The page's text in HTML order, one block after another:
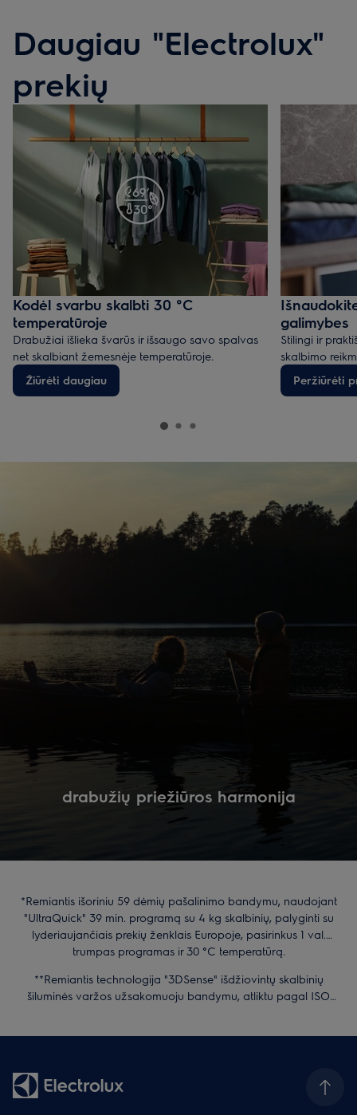
Daugiau "Electrolux"
prekių
Kodėl svarbu skalbti 30 °C
temperatūroje
Drabužiai išlieka švarūs ir išsaugo savo spalvas
net skalbiant žemesnėje temperatūroje.
Žiūrėti daugiau
galimybes
Stilingi ir
skalbimo
Peržiūrėti
drabužių priežiūros harmonija
*Remiantis išoriniu 59 dėmių pašalinimo bandymu, naudojant
"UltraQuick" 39 min. programą su 4 kg skalbinių, palyginti su
lyderiaujančiais prekių ženklais Europoje, pasirinkus 1 val.
trumpas programas ir 30 °C temperatūrą.
**Remiantis technologija "3DSense" išdžiovintų skalbinių
šiluminės varžos užsakomuoju bandymu, atliktu pagal ISO